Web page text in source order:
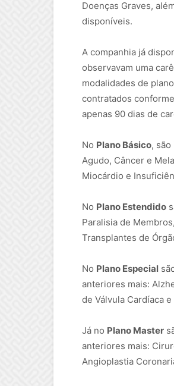
Doenças Graves,
disponíveis.
A companhia já
observavam uma
modalidades de
contratados
apenas 90 dias de
No Plano Básico,
Agudo, Câncer e
Miocárdio e
No Plano Estendido
Paralisia de
Transplantes de
No Plano Especial
anteriores mais:
de Válvula Cardíaca
Já no Plano Master
anteriores mais:
Angioplastia